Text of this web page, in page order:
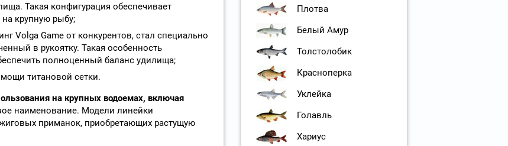
Такая конфигурация обеспечивает
крупную рыбу;
Volga Game от конкурентов, стал специально
в рукоятку. Такая особенность
полноценный баланс удилища;
титановой сетки.
на крупных водоемах, включая
наименование. Модели линейки
приманок, приобретающих растущую
Плотва
Белый Амур
Толстолобик
Красноперка
Уклейка
Голавль
Хариус